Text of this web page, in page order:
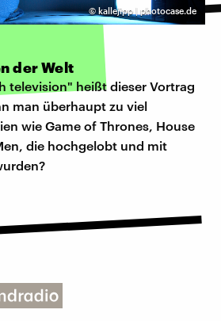
© kallejipp | photocase.de
der Welt
television" heißt dieser Vortrag
man überhaupt zu viel
wie Game of Thrones, House
die hochgelobt und mit